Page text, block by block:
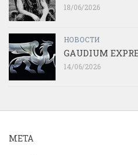
18/06/2026
НОВОСТИ
GAUDIUM
14/06/2026
МЕТА